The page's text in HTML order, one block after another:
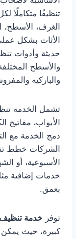
تنظيفًا متكاملًا
الغرف، الأسطح،
الأثاث بشكل
حديثة وأدوات
والأسطح
والباركيه
تشمل الخدمة
الأبواب، مفاتيح
دمج الخدمة مع
الشركات خطط
الأسبوعية، أو
خدمات إضافية
بعمق.
توفر خدمة تنظيف
كبيرة، حيث